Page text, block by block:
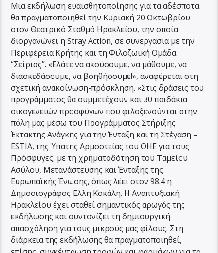
Μια εκδήλωση ευαισθητοποίησης για τα αδέσποτα
θα πραγματοποιηθεί την Κυριακή 20 Οκτωβρίου
στον Θεατρικό Σταθμό Ηρακλείου, την οποία
διοργανώνει η Stray Action, σε συνεργασία με την
Περιφέρεια Κρήτης και τη Φιλοζωική Ομάδα
“Σείριος”. «Ελάτε να ακούσουμε, να μάθουμε, να
διασκεδάσουμε, να βοηθήσουμε!», αναφέρεται στη
σχετική ανακοίνωση-πρόσκληση. «Στις δράσεις του
προγράμματος θα συμμετέχουν και 30 παιδάκια
οικογενειών προσφύγων που φιλοξενούνται στην
πόλη μας μέσω του Προγράμματος Στήριξης
Έκτακτης Ανάγκης για την Ένταξη και τη Στέγαση –
ESTIA, της Ύπατης Αρμοστείας του ΟΗΕ για τους
Πρόσφυγες, με τη χρηματοδότηση του Ταμείου
Ασύλου, Μετανάστευσης και Ένταξης της
Ευρωπαϊκής Ένωσης, όπως λέει στον 98.4 η
Δημοσιογράφος Έλλη Κοκάλη. Η Αναπτυξιακή
Ηρακλείου έχει σταθεί σημαντικός αρωγός της
εκδήλωσης και συντονίζει τη δημιουργική
απασχόληση για τους μικρούς μας φίλους. Στη
διάρκεια της εκδήλωσης θα πραγματοποιηθεί,